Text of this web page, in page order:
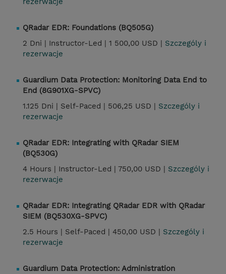
QRadar EDR: Foundations (BQ505G)
2 Dni | Instructor-Led | 1 500,00 USD | Szczególy i
rezerwacje
Guardium Data Protection: Monitoring Data End to
End (8G901XG-SPVC)
1.125 Dni | Self-Paced | 506,25 USD | Szczególy i
rezerwacje
QRadar EDR: Integrating with QRadar SIEM
(BQ530G)
4 Hours | Instructor-Led | 750,00 USD | Szczególy i
rezerwacje
QRadar EDR: Integrating QRadar EDR with QRadar
SIEM (BQ530XG-SPVC)
2.5 Hours | Self-Paced | 450,00 USD | Szczególy i
rezerwacje
Guardium Data Protection: Administration